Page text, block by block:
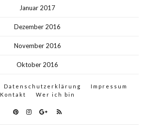
Januar 2017
Dezember 2016
November 2016
Oktober 2016
Datenschutzerklärung
Impressum
Kontakt
Wer ich bin